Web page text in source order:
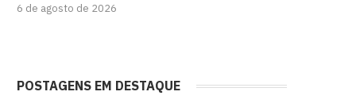
6 de agosto de 2026
POSTAGENS EM DESTAQUE